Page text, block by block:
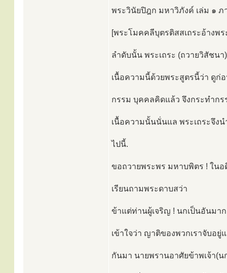
พระวินัยปิฎก มหาวิภังค์ เล่ม ๑ ภ
[พระโมคคลีบุตรติสสเถระอ้างพ
ลำดับนั้น พระเถระ (ถวายวิสัชน
เนื้อความนี้ด้วยพระสูตรนี้ว่า ดูก่
กรรม บุคคลคิดแล้ว จึงกระทำกร
เนื้อความนั้นนั่นแล พระเถระจึง
ไปนี้.
ขอถวายพระพร มหาบพิตร ! ใน
เรียนถามพระดาบสว่า
ข้าแต่ท่านผู้เจริญ ! นกเป็นอันมาก
เข้าใจว่า ญาติของพวกเราจับอยู่
กันมา นายพรานอาศัยข้าพเจ้า(